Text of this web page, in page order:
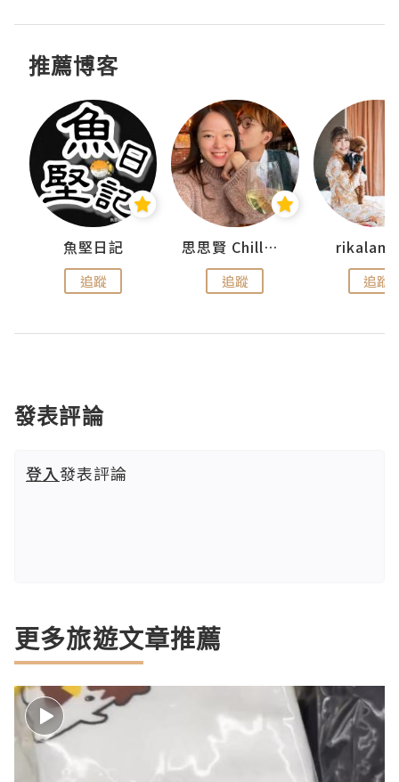
推薦博客
魚堅日記
追蹤
思思賢 ChillMyBabe
追蹤 追蹤
發表評論
登入發表評論
更多旅遊文章推薦